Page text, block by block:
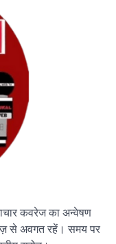
कवरेज का अन्वेषण
से अवगत रहें। समय पर